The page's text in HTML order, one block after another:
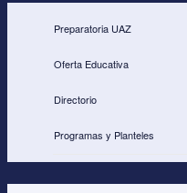
e e
b
o
k
er
Preparatoria UAZ
Oferta Educativa
Directorio
Programas y Planteles